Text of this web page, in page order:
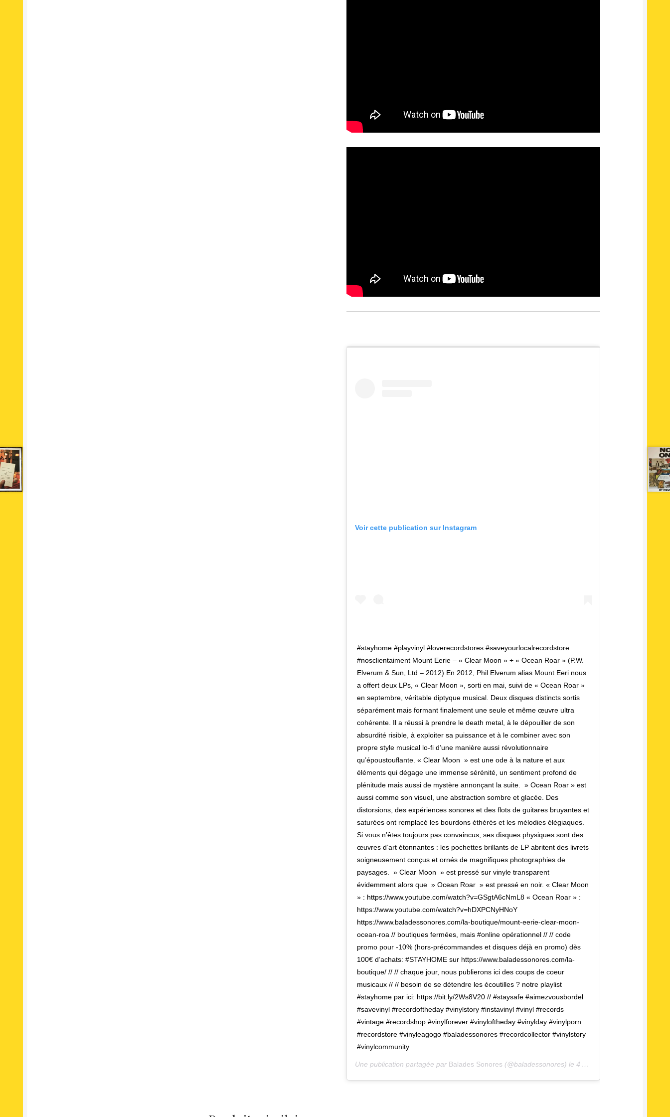
Voir cette publication sur Instagram
#stayhome #playvinyl #loverecordstores #saveyourlocalrecordstore
#nosclientaiment Mount Eerie – « Clear Moon » + « Ocean Roar » (P.W.
Elverum & Sun, Ltd – 2012) En 2012, Phil Elverum alias Mount Eeri nous
a offert deux LPs, « Clear Moon », sorti en mai, suivi de « Ocean Roar »
en septembre, véritable diptyque musical. Deux disques distincts sortis
séparément mais formant finalement une seule et même œuvre ultra
cohérente. Il a réussi à prendre le death metal, à le dépouiller de son
absurdité risible, à exploiter sa puissance et à le combiner avec son
propre style musical lo-fi d’une manière aussi révolutionnaire
qu’époustouflante. « Clear Moon » est une ode à la nature et aux
éléments qui dégage une immense sérénité, un sentiment profond de
plénitude mais aussi de mystère annonçant la suite. » Ocean Roar » est
aussi comme son visuel, une abstraction sombre et glacée. Des
distorsions, des expériences sonores et des flots de guitares bruyantes et
saturées ont remplacé les bourdons éthérés et les mélodies élégiaques.
Si vous n’êtes toujours pas convaincus, ses disques physiques sont des
œuvres d’art étonnantes : les pochettes brillants de LP abritent des livrets
soigneusement conçus et ornés de magnifiques photographies de
paysages. » Clear Moon » est pressé sur vinyle transparent
évidemment alors que » Ocean Roar » est pressé en noir. « Clear Moon
» : https://www.youtube.com/watch?v=GSgtA6cNmL8 « Ocean Roar » :
https://www.youtube.com/watch?v=hDXPCNyHNoY
https://www.baladessonores.com/la-boutique/mount-eerie-clear-moon-
ocean-roa // boutiques fermées, mais #online opérationnel // // code
promo pour -10% (hors-précommandes et disques déjà en promo) dès
100€ d’achats: #STAYHOME sur https://www.baladessonores.com/la-
boutique/ // // chaque jour, nous publierons ici des coups de coeur
musicaux // // besoin de se détendre les écoutilles ? notre playlist
#stayhome par ici: https://bit.ly/2Ws8V20 // #staysafe #aimezvousbordel
#savevinyl #recordoftheday #vinylstory #instavinyl #vinyl #records
#vintage #recordshop #vinylforever #vinyloftheday #vinylday #vinylporn
#recordstore #vinyleagogo #baladessonores #recordcollector #vinylstory
#vinylcommunity
Une publication partagée par Balades Sonores (@baladessonores) le4 Avril 2020 à 12 :00 PDT